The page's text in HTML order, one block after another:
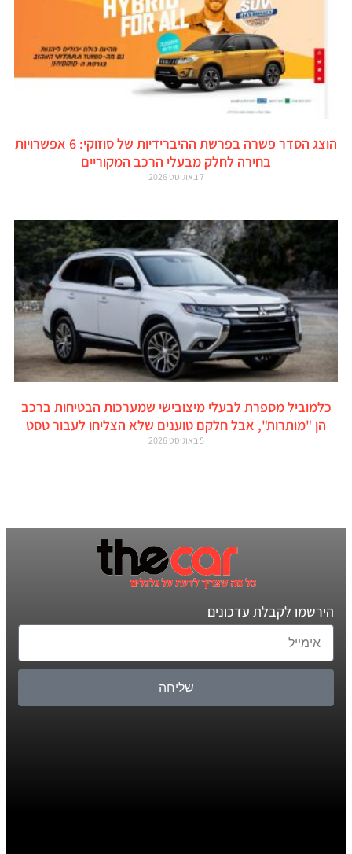
הוצג הסדר פשרה בפרשת ההיברידיות של סוזוקי: 6 אפשרויות
בחירה לחלק מבעלי הרכב המקוריים
7 באוגוסט 2026
כלמוביל מספרת לבעלי מיצובישי שמערכות הבטיחות ברכב
הן "מותרות", אבל חלקם טוענים שלא הצליחו לעבור טסט
5 באוגוסט 2026
הירשמו לקבלת עדכונים
שליחה